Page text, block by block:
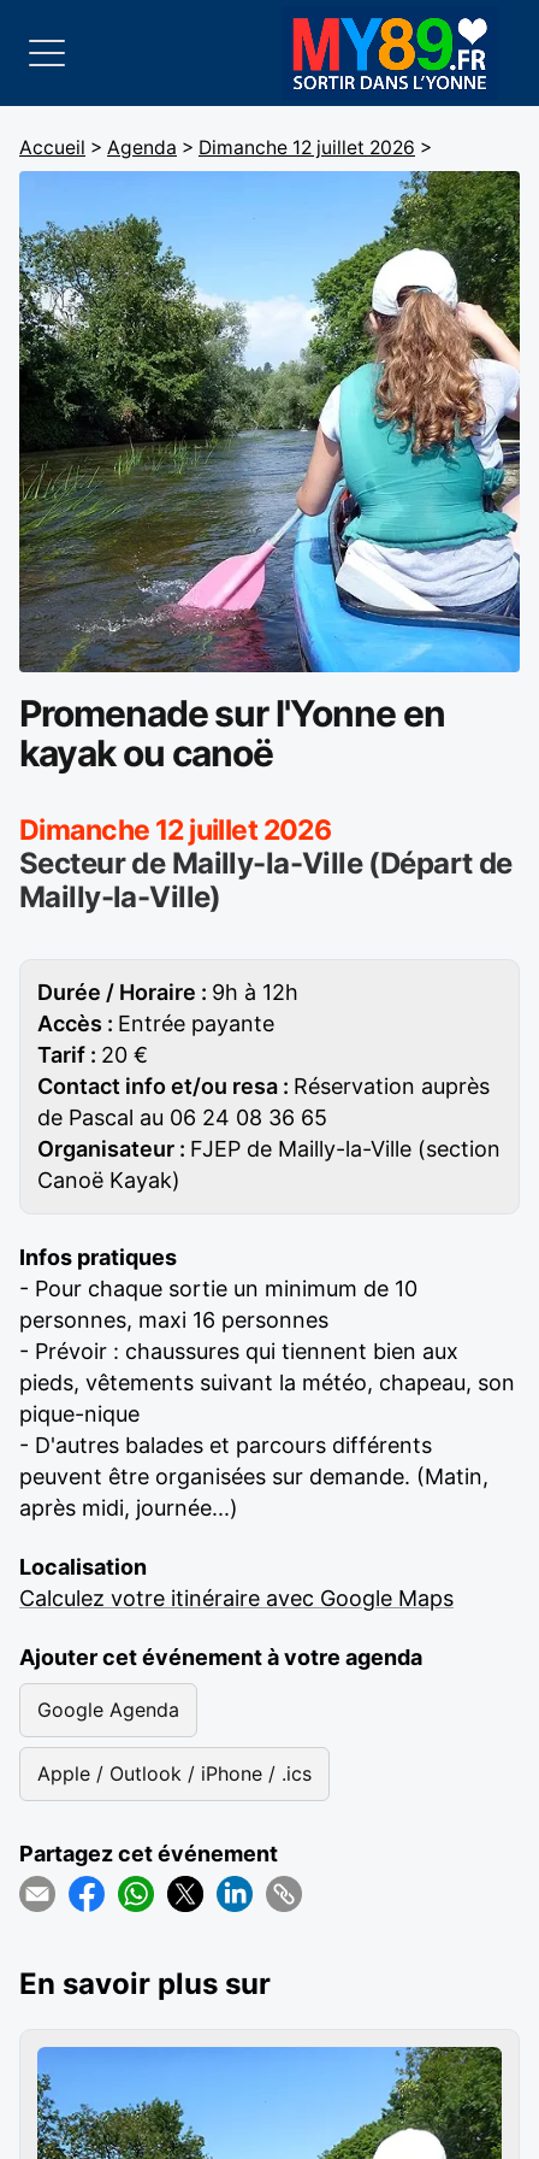
Accueil > Agenda > Dimanche 12 juillet 2026 >
Promenade sur l'Yonne en
kayak ou canoë
Dimanche 12 juillet 2026
Secteur de Mailly-la-Ville (Départ de
Mailly-la-Ville)
Durée / Horaire : 9h à 12h
Accès : Entrée payante
Tarif : 20 €
Contact info et/ou resa : Réservation auprès
de Pascal au 06 24 08 36 65
Organisateur : FJEP de Mailly-la-Ville (section
Canoë Kayak)
Infos pratiques
- Pour chaque sortie un minimum de 10
personnes, maxi 16 personnes
- Prévoir : chaussures qui tiennent bien aux
pieds, vêtements suivant la météo, chapeau, son
pique-nique
- D'autres balades et parcours différents
peuvent être organisées sur demande. (Matin,
après midi, journée...)
Localisation
Calculez votre itinéraire avec Google Maps
Ajouter cet événement à votre agenda
Google Agenda
Apple / Outlook / iPhone / .ics
Partagez cet événement
En savoir plus sur